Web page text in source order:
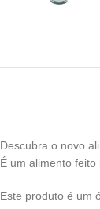
Descubra o novo
É um alimento
Este produto é um